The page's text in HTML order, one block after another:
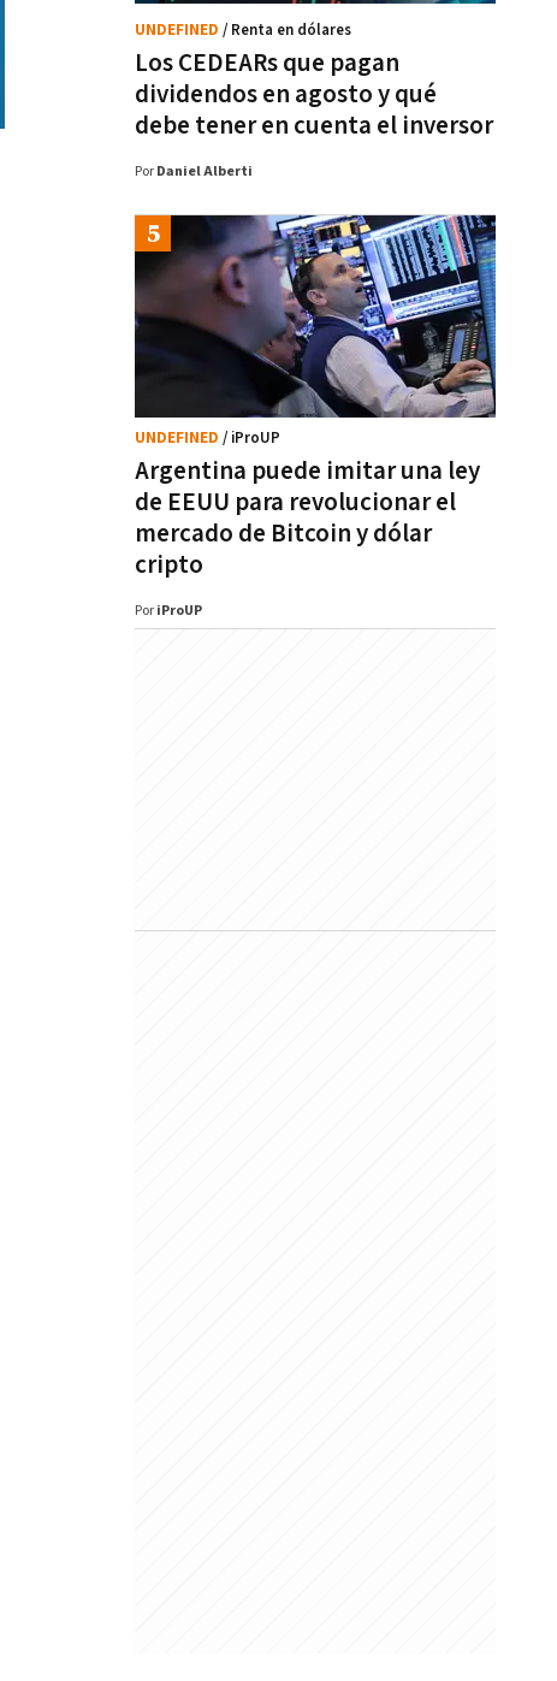
Los CEDEARs que pagan
dividendos en agosto y qué
debe tener en cuenta el inversor
UNDEFINED / Renta en dólares
Por Daniel Alberti
Argentina puede imitar una ley
de EEUU para revolucionar el
mercado de Bitcoin y dólar
cripto
UNDEFINED / iProUP
Por iProUP